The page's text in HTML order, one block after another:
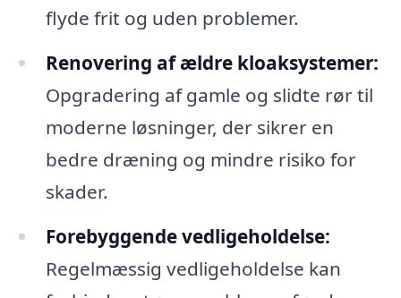
flyde frit og uden problemer.
Renovering af ældre kloaksystemer:
Opgradering af gamle og slidte rør til
moderne løsninger, der sikrer en
bedre dræning og mindre risiko for
skader.
Forebyggende vedligeholdelse:
Regelmæssig vedligeholdelse kan